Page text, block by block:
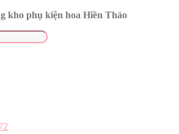
kho phụ kiện hoa Hiền Thảo